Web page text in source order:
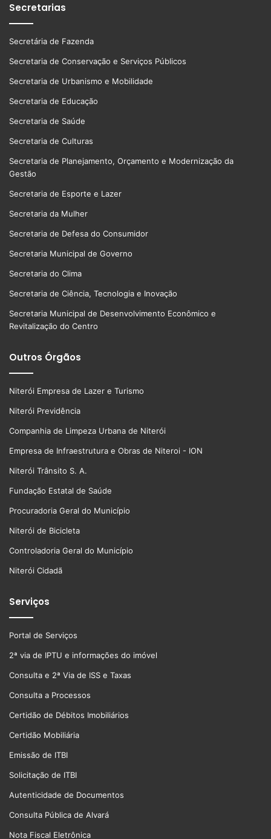
Secretarias
Secretária de Fazenda
Secretaria de Conservação e Serviços Públicos
Secretaria de Urbanismo e Mobilidade
Secretaria de Educação
Secretaria de Saúde
Secretaria de Culturas
Secretaria de Planejamento, Orçamento e Modernização da
Gestão
Secretaria de Esporte e Lazer
Secretaria da Mulher
Secretaria de Defesa do Consumidor
Secretaria Municipal de Governo
Secretaria do Clima
Secretaria de Ciência, Tecnologia e Inovação
Secretaria Municipal de Desenvolvimento Econômico e
Revitalização do Centro
Outros Órgãos
Niterói Empresa de Lazer e Turismo
Niterói Previdência
Companhia de Limpeza Urbana de Niterói
Empresa de Infraestrutura e Obras de Niteroi - ION
Niterói Trânsito S. A.
Fundação Estatal de Saúde
Procuradoria Geral do Município
Niterói de Bicicleta
Controladoria Geral do Município
Niterói Cidadã
Serviços
Portal de Serviços
2ª via de IPTU e informações do imóvel
Consulta e 2ª Via de ISS e Taxas
Consulta a Processos
Certidão de Débitos Imobiliários
Certidão Mobiliária
Emissão de ITBI
Solicitação de ITBI
Autenticidade de Documentos
Consulta Pública de Alvará
Nota Fiscal Eletrônica